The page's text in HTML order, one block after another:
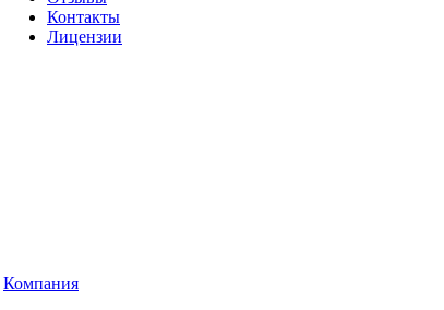
Контакты
Лицензии
Компания